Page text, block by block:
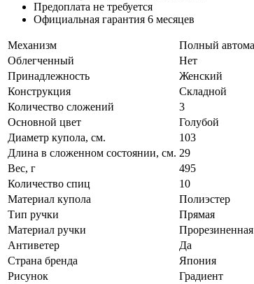
Предоплата не требуется
Официальная гарантия 6 месяцев
Механизм
Полный
Облегченный
Нет
Принадлежность
Женский
Конструкция
Складной
Количество сложений
3
Основной цвет
Голубой
Диаметр купола, см.
103
Длина в сложенном состоянии, см. 29
Вес, г
495
Количество спиц
10
Материал купола
Полиэстер
Тип ручки
Прямая
Материал ручки
Прорезиненная
Антиветер
Да
Страна бренда
Япония
Рисунок
Градиент